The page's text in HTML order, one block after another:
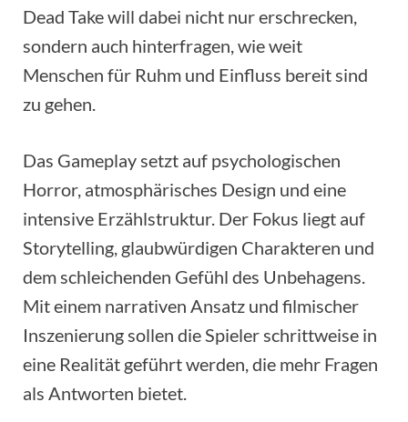
Dead Take will dabei nicht nur erschrecken,
sondern auch hinterfragen, wie weit
Menschen für Ruhm und Einfluss bereit sind
zu gehen.
Das Gameplay setzt auf psychologischen
Horror, atmosphärisches Design und eine
intensive Erzählstruktur. Der Fokus liegt auf
Storytelling, glaubwürdigen Charakteren und
dem schleichenden Gefühl des Unbehagens.
Mit einem narrativen Ansatz und filmischer
Inszenierung sollen die Spieler schrittweise in
eine Realität geführt werden, die mehr Fragen
als Antworten bietet.